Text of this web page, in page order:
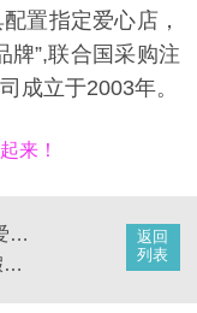
置指定爱心店，
牌”,联合国采购注
成立于2003年。
来！
返回
列表
河北恩德莱爱心店“助残暖冬爱心行活动”成功展开
恩德莱北京系统关于春节放假的通知